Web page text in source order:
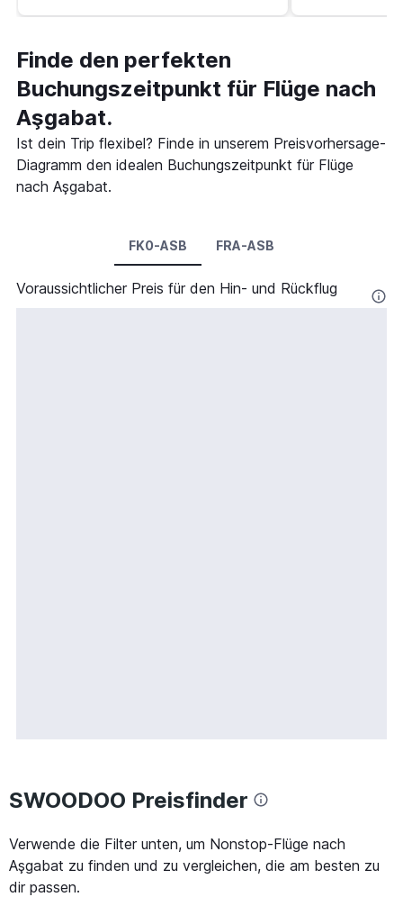
Finde den perfekten
Buchungszeitpunkt für Flüge nach
Aşgabat.
Ist dein Trip flexibel? Finde in unserem Preisvorhersage-
Diagramm den idealen Buchungszeitpunkt für Flüge
nach Aşgabat.
FK0-ASB FRA-ASB
Voraussichtlicher Preis für den Hin- und Rückflug
SWOODOO Preisfinder
Verwende die Filter unten, um Nonstop-Flüge nach
Aşgabat zu finden und zu vergleichen, die am besten zu
dir passen.